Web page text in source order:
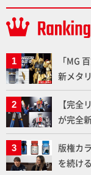
「MG
新メタ
りに!!
【完全
が完全
下ろし
ト」セ
版権カ
を続け